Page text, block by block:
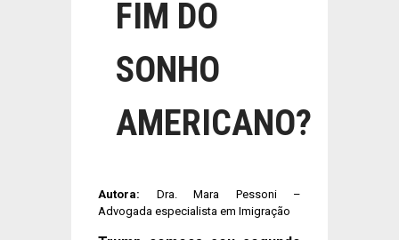
FIM DO
SONHO
AMERICANO?
Autora: Dra. Mara Pessoni –
Advogada especialista em Imigração